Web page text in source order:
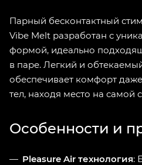
Парный бесконтактный
Vibe Melt разработан с
формой, идеально
в паре. Легкий и
обеспечивает комфорт
тел, находя место на самой
Особенности и
Pleasure Air технология: